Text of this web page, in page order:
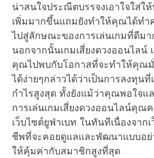
น่าสนใจประณีตบรรจงเอาใจใส่
เพิ่มมากขึ้นแถมยังทำให้คุณได้ทำ
ไปสู่ลักษณะของการเล่นเกมที่ดีมา
นอกจากนั้นเกมเสี่ยงดวงออนไลน์
คุณไปพบกับโอกาสที่จะทำให้คุณมั่
ได้ง่ายๆกล่าวได้ว่าเป็นการลงทุน
กำไรสูงสุด ทั้งยังแม้ว่าคุณพอใจแ
การเล่นเกมเสี่ยงดวงออนไลน์คุ
เว็บไซต์ยูฟ่าเบท ในทันทีเนื่องจาก
ชีพที่จะคอยดูแลและพัฒนาแบบอย่
ให้คุ้มค่ากับสมาชิกสูงที่สุด